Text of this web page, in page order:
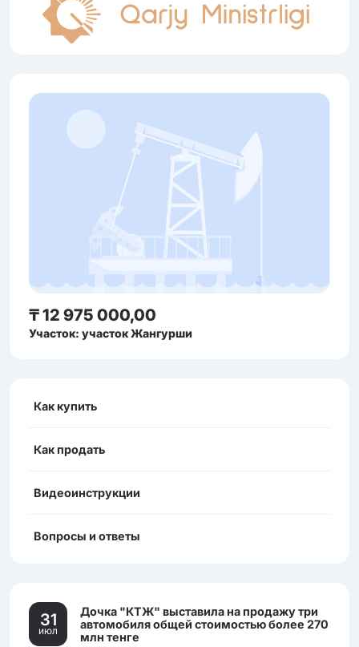
₸ 12 975 000,00
Участок: участок Жангурши
Как купить
Как продать
Видеоинструкции
Вопросы и ответы
31
июл
Дочка "КТЖ" выставила на продажу три
автомобиля общей стоимостью более 270
млн тенге